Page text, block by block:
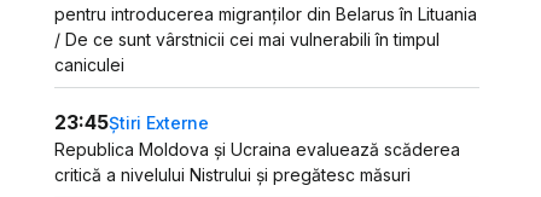
pentru introducerea migranților din Belarus în Lituania
/ De ce sunt vârstnicii cei mai vulnerabili în timpul
caniculei
23:45Știri Externe
Republica Moldova și Ucraina evaluează scăderea
critică a nivelului Nistrului și pregătesc măsuri